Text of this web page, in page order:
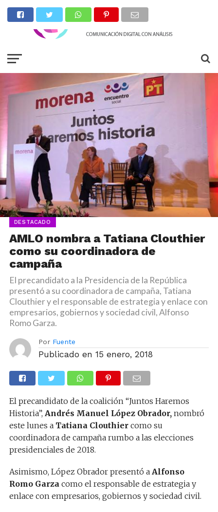
DESTACADO
AMLO nombra a Tatiana Clouthier
como su coordinadora de
campaña
El precandidato a la Presidencia de la República
presentó a su coordinadora de campaña, Tatiana
Clouthier y el responsable de estrategia y enlace con
empresarios, gobiernos y sociedad civil, Alfonso
Romo Garza.
Por Fuente
Publicado en 15 enero, 2018
El precandidato de la coalición “Juntos Haremos
Historia”, Andrés Manuel López Obrador,nombró
este lunes aTatiana Clouthiercomo su
coordinadora de campaña rumbo a las elecciones
presidenciales de 2018.
Asimismo, López Obrador presentó a Alfonso
Romo Garza como el responsable de estrategia y
enlace con empresarios, gobiernos y sociedad civil.